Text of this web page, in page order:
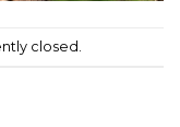
closed.